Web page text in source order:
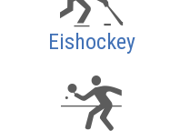
Eishockey